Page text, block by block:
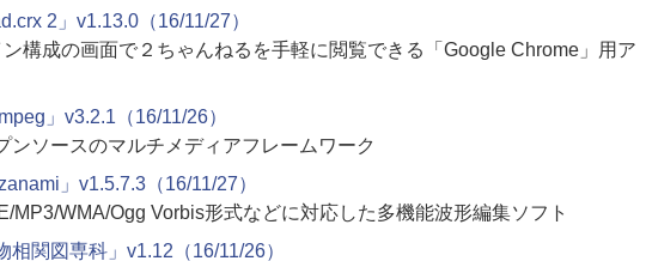
2」v1.13.0（16/11/27）
構成の画面で２ちゃんねるを手軽に閲覧できる「Google Chrome」用ア
」v3.2.1（16/11/26）
ンソースのマルチメディアフレームワーク
」v1.5.7.3（16/11/27）
MP3/WMA/Ogg Vorbis形式などに対応した多機能波形編集ソフト
相関図専科」v1.12（16/11/26）